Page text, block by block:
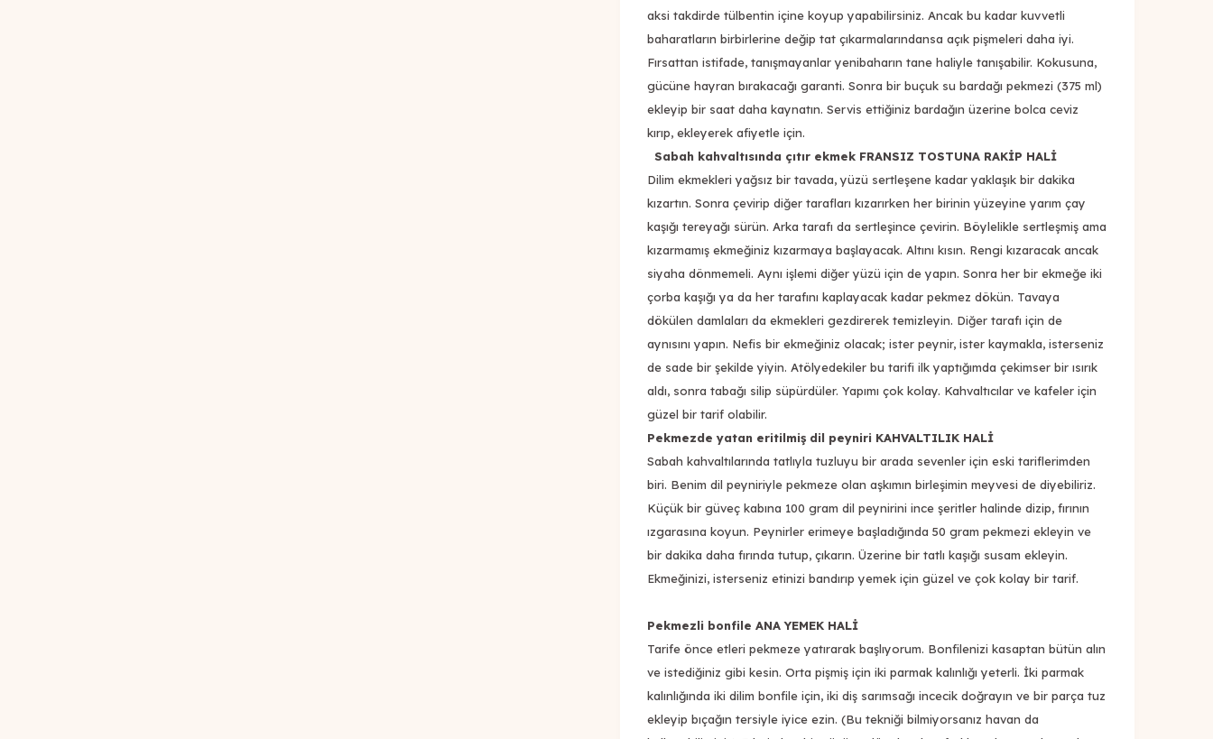
aksi takdirde tülbentin içine koyup yapabilirsiniz. Ancak bu kadar kuvvetli
baharatların birbirlerine değip tat çıkarmalarındansa açık pişmeleri daha iyi.
Fırsattan istifade, tanışmayanlar yenibaharın tane haliyle tanışabilir. Kokusuna,
gücüne hayran bırakacağı garanti. Sonra bir buçuk su bardağı pekmezi (375 ml)
ekleyip bir saat daha kaynatın. Servis ettiğiniz bardağın üzerine bolca ceviz
kırıp, ekleyerek afiyetle için.
Sabah kahvaltısında çıtır ekmek FRANSIZ TOSTUNA RAKİP HALİ
Dilim ekmekleri yağsız bir tavada, yüzü sertleşene kadar yaklaşık bir dakika
kızartın. Sonra çevirip diğer tarafları kızarırken her birinin yüzeyine yarım çay
kaşığı tereyağı sürün. Arka tarafı da sertleşince çevirin. Böylelikle sertleşmiş ama
kızarmamış ekmeğiniz kızarmaya başlayacak. Altını kısın. Rengi kızaracak ancak
siyaha dönmemeli. Aynı işlemi diğer yüzü için de yapın. Sonra her bir ekmeğe iki
çorba kaşığı ya da her tarafını kaplayacak kadar pekmez dökün. Tavaya
dökülen damlaları da ekmekleri gezdirerek temizleyin. Diğer tarafı için de
aynısını yapın. Nefis bir ekmeğiniz olacak; ister peynir, ister kaymakla, isterseniz
de sade bir şekilde yiyin. Atölyedekiler bu tarifi ilk yaptığımda çekimser bir ısırık
aldı, sonra tabağı silip süpürdüler. Yapımı çok kolay. Kahvaltıcılar ve kafeler için
güzel bir tarif olabilir.
Pekmezde yatan eritilmiş dil peyniri KAHVALTILIK HALİ
Sabah kahvaltılarında tatlıyla tuzluyu bir arada sevenler için eski tariflerimden
biri. Benim dil peyniriyle pekmeze olan aşkımın birleşimin meyvesi de diyebiliriz.
Küçük bir güveç kabına 100 gram dil peynirini ince şeritler halinde dizip, fırının
ızgarasına koyun. Peynirler erimeye başladığında 50 gram pekmezi ekleyin ve
bir dakika daha fırında tutup, çıkarın. Üzerine bir tatlı kaşığı susam ekleyin.
Ekmeğinizi, isterseniz etinizi bandırıp yemek için güzel ve çok kolay bir tarif.
Pekmezli bonfile ANA YEMEK HALİ
Tarife önce etleri pekmeze yatırarak başlıyorum. Bonfilenizi kasaptan bütün alın
ve istediğiniz gibi kesin. Orta pişmiş için iki parmak kalınlığı yeterli. İki parmak
kalınlığında iki dilim bonfile için, iki diş sarımsağı incecik doğrayın ve bir parça tuz
ekleyip bıçağın tersiyle iyice ezin. (Bu tekniği bilmiyorsanız havan da